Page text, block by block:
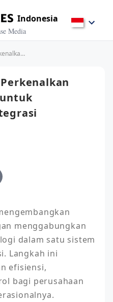
Indonesia
Media
/ Shelter Indonesia Perkenalkan Ekosistem Digital untuk Operasional Terintegrasi
menggabungkan
dalam satu sistem
Langkah ini
efisiensi,
bagi perusahaan